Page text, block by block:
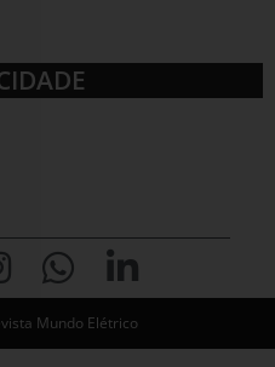
Mundo Elétrico